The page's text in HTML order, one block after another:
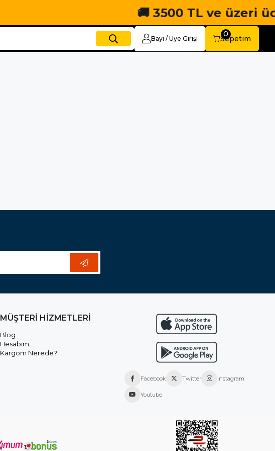
🚚 3500 TL ve üzeri
Bayi / Üye Girişi Sepetim
0
MÜŞTERİ HİZMETLERİ
Blog
Hesabım
Kargom Nerede?
Facebook Twitter Instagram
Youtube